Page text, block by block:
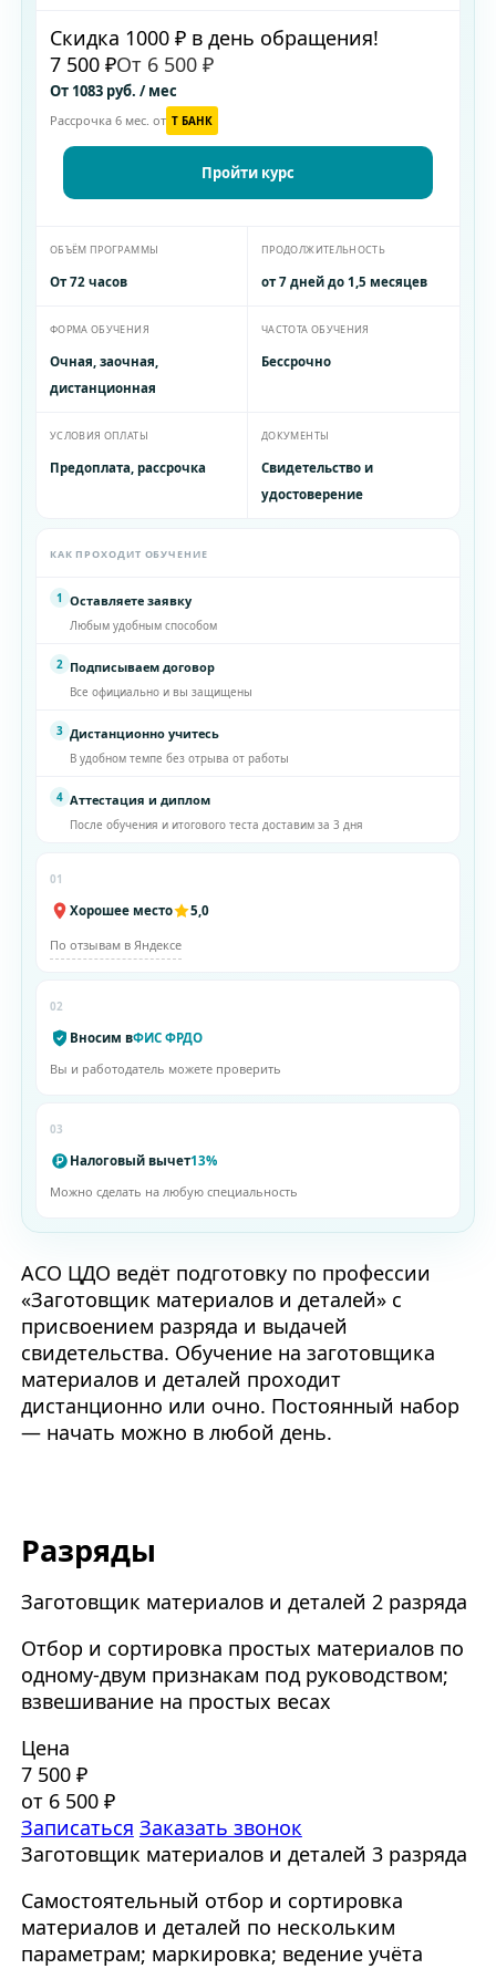
Скидка 1000 ₽ в день обращения!
7 500 ₽От 6 500 ₽
От 1083 руб. / мес
Рассрочка 6 мес. от T БАНК
Пройти курс
ОБЪЁМ ПРОГРАММЫ
От 72 часов
ПРОДОЛЖИТЕЛЬНОСТЬ
от 7 дней до 1,5 месяцев
ФОРМА ОБУЧЕНИЯ
Очная, заочная,
дистанционная
ЧАСТОТА ОБУЧЕНИЯ
Бессрочно
УСЛОВИЯ ОПЛАТЫ
Предоплата, рассрочка
ДОКУМЕНТЫ
Свидетельство и
удостоверение
КАК ПРОХОДИТ ОБУЧЕНИЕ
1 Оставляете заявку
Любым удобным способом
2 Подписываем договор
Все официально и вы защищены
3 Дистанционно учитесь
В удобном темпе без отрыва от работы
4 Аттестация и диплом
После обучения и итогового теста доставим за 3 дня
01
Хорошее место 5,0
По отзывам в Яндексе
02
Вносим вФИС ФРДО
Вы и работодатель можете проверить
03
Налоговый вычет13%
Можно сделать на любую специальность
АСО ЦДО ведёт подготовку по профессии
«Заготовщик материалов и деталей» с
присвоением разряда и выдачей
свидетельства. Обучение на заготовщика
материалов и деталей проходит
дистанционно или очно. Постоянный набор
— начать можно в любой день.
Разряды
Заготовщик материалов и деталей 2 разряда
Отбор и сортировка простых материалов по
одному-двум признакам под руководством;
взвешивание на простых весах
Цена
7 500 ₽
от 6 500 ₽
Записаться Заказать звонок
Заготовщик материалов и деталей 3 разряда
Самостоятельный отбор и сортировка
материалов и деталей по нескольким
параметрам; маркировка; ведение учёта